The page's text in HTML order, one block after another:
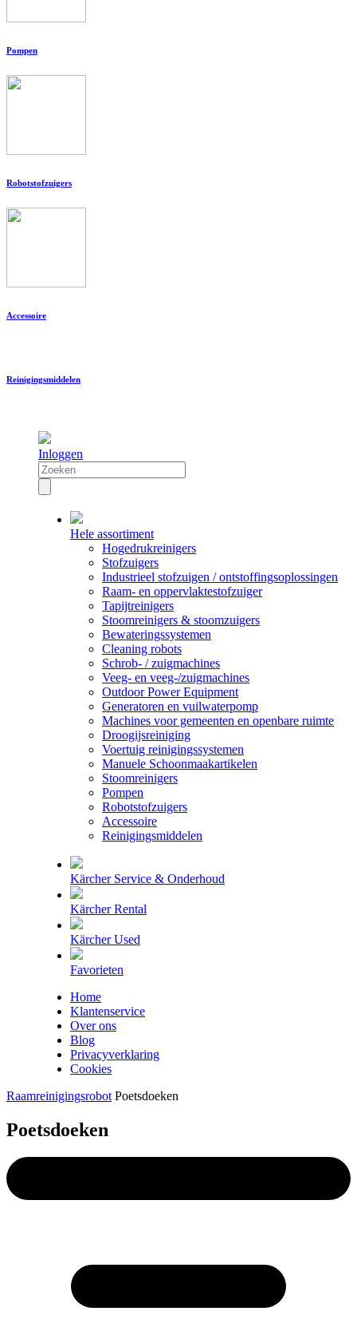
Pompen
Robotstofzuigers
Accessoire
Reinigingsmiddelen
Inloggen
Hele assortiment
Hogedrukreinigers
Stofzuigers
Industrieel stofzuigen / ontstoffingsoplossingen
Raam- en oppervlaktestofzuiger
Tapijtreinigers
Stoomreinigers & stoomzuigers
Bewateringssystemen
Cleaning robots
Schrob- / zuigmachines
Veeg- en veeg-/zuigmachines
Outdoor Power Equipment
Generatoren en vuilwaterpomp
Machines voor gemeenten en openbare ruimte
Droogijsreiniging
Voertuig reinigingssystemen
Manuele Schoonmaakartikelen
Stoomreinigers
Pompen
Robotstofzuigers
Accessoire
Reinigingsmiddelen
Kärcher Service & Onderhoud
Kärcher Rental
Kärcher Used
Favorieten
Home
Klantenservice
Over ons
Blog
Privacyverklaring
Cookies
Raamreinigingsrobot Poetsdoeken
Poetsdoeken